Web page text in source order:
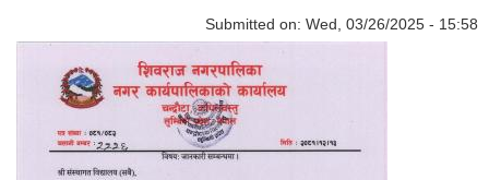
Submitted on: Wed, 03/26/2025 - 15:58